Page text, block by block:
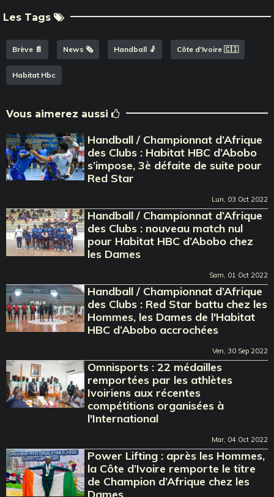
Les Tags
Brève 📄 News 🗞️ Handball 🤾 Côte d'Ivoire 🇨🇮
Habitat Hbc
Vous aimerez aussi
Handball / Championnat d’Afrique
des Clubs : Habitat HBC d’Abobo
s’impose, 3è défaite de suite pour
Red Star
Lun, 03 Oct 2022
Handball / Championnat d’Afrique
des Clubs : nouveau match nul
pour Habitat HBC d’Abobo chez
les Dames
Sam, 01 Oct 2022
Handball / Championnat d’Afrique
des Clubs : Red Star battu chez les
Hommes, les Dames de l'Habitat
HBC d’Abobo accrochées
Ven, 30 Sep 2022
Omnisports : 22 médailles
remportées par les athlètes
Ivoiriens aux récentes
compétitions organisées à
l'International
Mar, 04 Oct 2022
Power Lifting : après les Hommes,
la Côte d’Ivoire remporte le titre
de Champion d’Afrique chez les
Dames